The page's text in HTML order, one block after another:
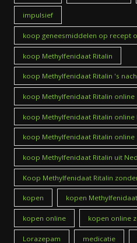
impulsief
koop geneesmiddelen op recept
koop Methylfenidaat Ritalin
koop Methylfenidaat Ritalin 's
koop Methylfenidaat Ritalin online
koop Methylfenidaat Ritalin online
koop Methylfenidaat Ritalin
koop Methylfenidaat Ritalin uit
Koop Methylfenidaat Ritalin
kopen kopen
kopen online kopen online
Lorazepam medicatie